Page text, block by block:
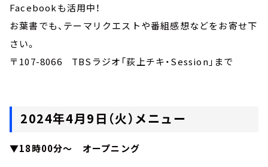
Facebookも活用中！
お葉書でも、テーマリクエストや番組感想などをお寄せ下
さい。
〒107-8066 TBSラジオ「荻上チキ・Session」まで
2024年4月9日（火）メニュー
▼18時00分～ オープニング